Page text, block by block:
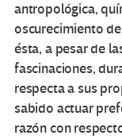
antropológica,
oscurecimiento
ésta, a pesar de
fascinaciones,
respecta a sus
sabido actuar
razón con